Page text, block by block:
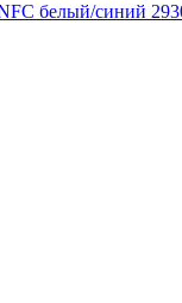
белый/синий